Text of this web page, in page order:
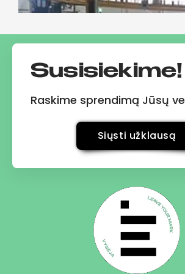
Susisiekime!
Raskime sprendimą Jūsų
Siųsti užklausą